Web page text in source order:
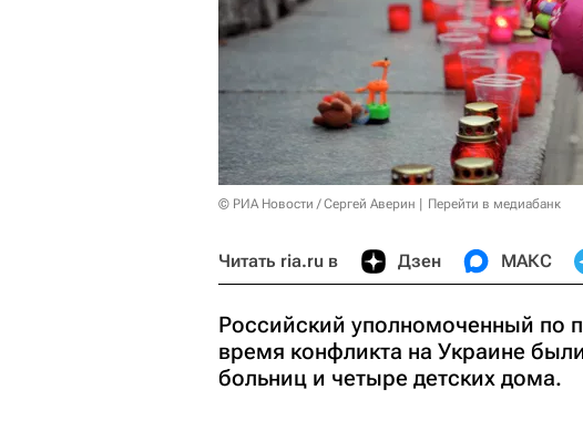
© РИА Новости / Сергей Аверин Перейти в медиабанк
Читать ria.ru в Дзен МАКС
Российский уполномоченный по
время конфликта на Украине
больниц и четыре детских дома.